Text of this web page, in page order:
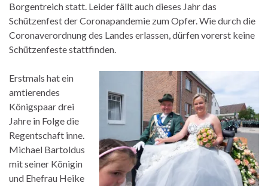
Borgentreich statt. Leider fällt auch dieses Jahr das
Schützenfest der Coronapandemie zum Opfer. Wie durch die
Coronaverordnung des Landes erlassen, dürfen vorerst keine
Schützenfeste stattfinden.
Erstmals hat ein
amtierendes
Königspaar drei
Jahre in Folge die
Regentschaft inne.
Michael Bartoldus
mit seiner Königin
und Ehefrau Heike